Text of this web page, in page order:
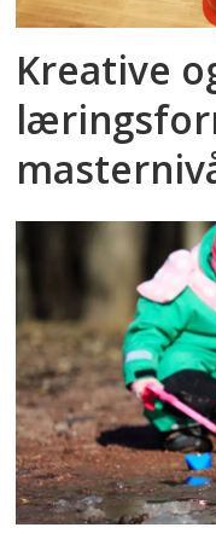
Kreative